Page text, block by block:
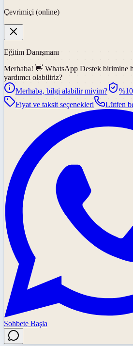
Çevrimiçi (online)
Eğitim Danışmanı
Merhaba! 👋 WhatsApp Destek birimine
yardımcı olabiliriz?
Merhaba, bilgi alabilir miyim?
Fiyat ve taksit seçenekleri
Lütfen
Sohbete Başla